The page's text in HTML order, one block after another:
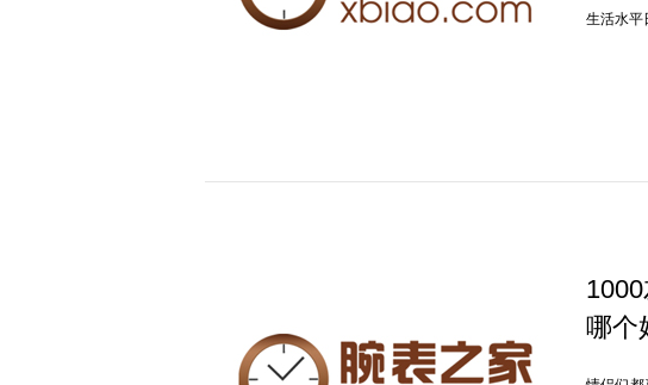
生活水平
哪个